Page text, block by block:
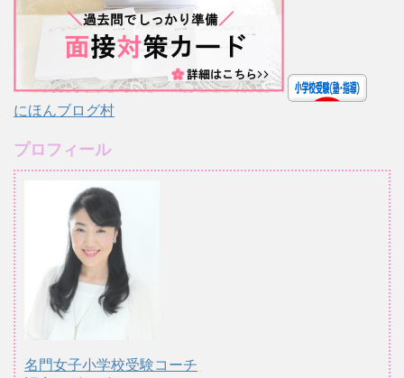
にほんブログ村
プロフィール
名門女子小学校受験コーチ